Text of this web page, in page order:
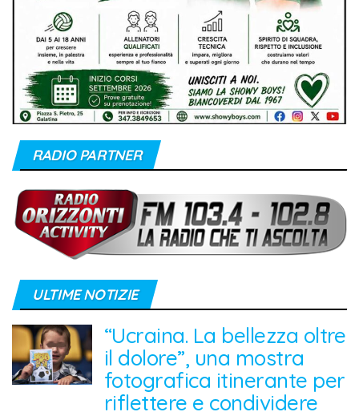
RADIO PARTNER
ULTIME NOTIZIE
“Ucraina. La bellezza oltre
il dolore”, una mostra
fotografica itinerante per
riflettere e condividere